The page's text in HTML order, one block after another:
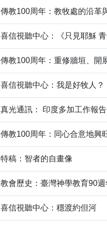
傳教100周年：教牧處的沿革
喜信視聽中心：《只見耶穌
傳教100周年：重修牆垣、開
​喜信視聽中心：我是好牧人？
​真光通訊： 印度多加工作報告
傳教100周年：同心合意地興
特稿：智者的自畫像
教會歷史：臺灣神學教育90
喜信視聽中心：穩渡約但河